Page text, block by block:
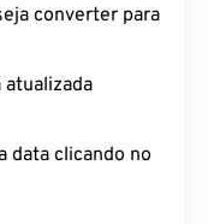
converter para
atualizada
data clicando no